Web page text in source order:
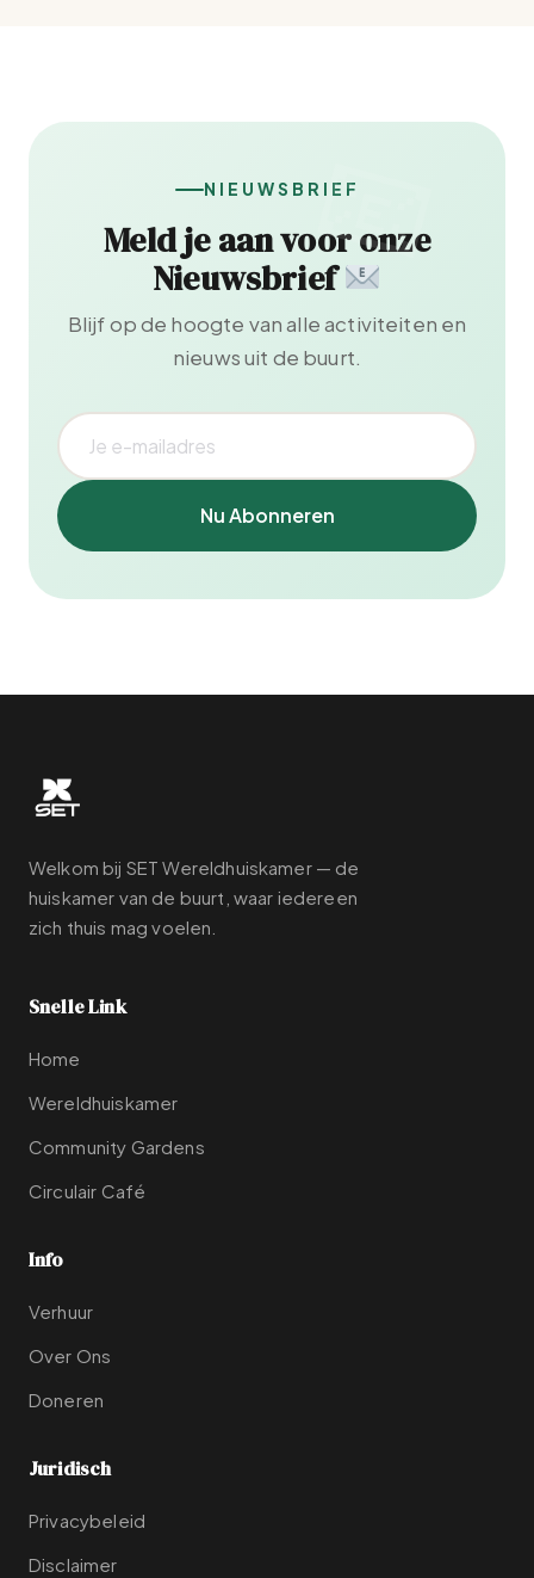
NIEUWSBRIEF
Meld je aan voor onze
Nieuwsbrief
Blijf op de hoogte van alle activiteiten en
nieuws uit de buurt.
Nu Abonneren
Welkom bij SET Wereldhuiskamer — de
huiskamer van de buurt, waar iedereen
zich thuis mag voelen.
Snelle Link
Home
Wereldhuiskamer
Community Gardens
Circulair Café
Info
Verhuur
Over Ons
Doneren
Juridisch
Privacybeleid
Disclaimer